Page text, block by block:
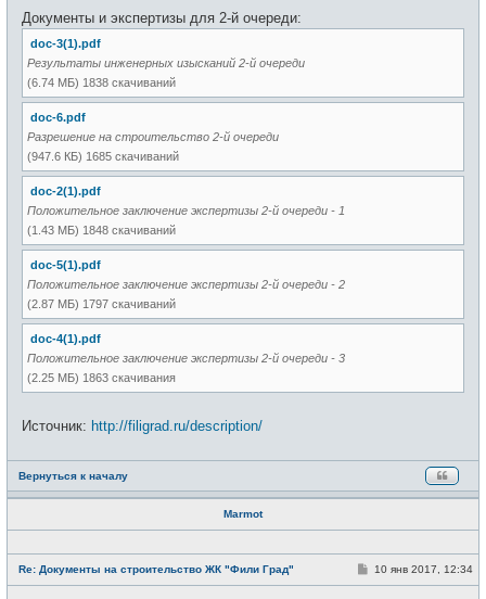
Документы и экспертизы для 2-й очереди:
doc-3(1).pdf
Результаты инженерных изысканий 2-й очереди
(6.74 МБ) 1838 скачиваний
doc-6.pdf
Разрешение на строительство 2-й очереди
(947.6 КБ) 1685 скачиваний
doc-2(1).pdf
Положительное заключение экспертизы 2-й очереди - 1
(1.43 МБ) 1848 скачиваний
doc-5(1).pdf
Положительное заключение экспертизы 2-й очереди - 2
(2.87 МБ) 1797 скачиваний
doc-4(1).pdf
Положительное заключение экспертизы 2-й очереди - 3
(2.25 МБ) 1863 скачивания
Источник: http://filigrad.ru/description/
Вернуться к началу
Marmot
е
в
с
Re: Документы на строительство ЖК "Фили Град"
С10 янв 2017, 12:34